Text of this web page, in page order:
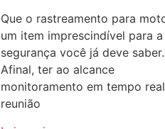
Que o rastreamento para
um item imprescindível para a
segurança você já deve saber.
Afinal, ter ao alcance
monitoramento em tempo
reunião